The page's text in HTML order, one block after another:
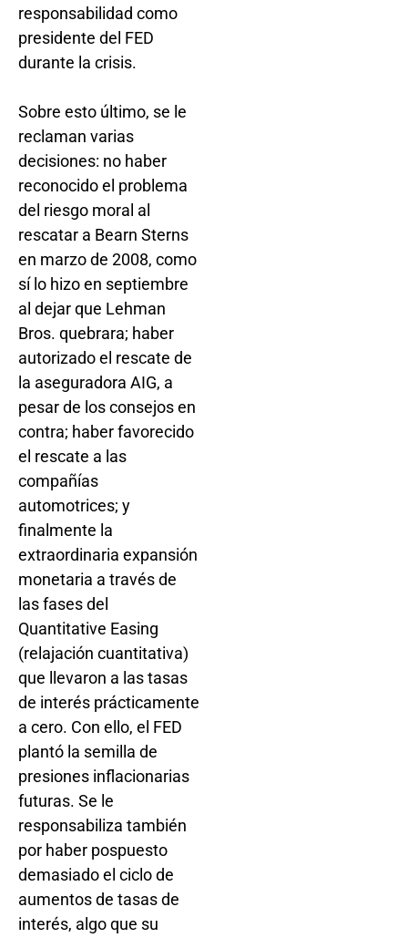
responsabilidad como
presidente del FED
durante la crisis.
Sobre esto último, se le
reclaman varias
decisiones: no haber
reconocido el problema
del riesgo moral al
rescatar a Bearn Sterns
en marzo de 2008, como
sí lo hizo en septiembre
al dejar que Lehman
Bros. quebrara; haber
autorizado el rescate de
la aseguradora AIG, a
pesar de los consejos en
contra; haber favorecido
el rescate a las
compañías
automotrices; y
finalmente la
extraordinaria expansión
monetaria a través de
las fases del
Quantitative Easing
(relajación cuantitativa)
que llevaron a las tasas
de interés prácticamente
a cero. Con ello, el FED
plantó la semilla de
presiones inflacionarias
futuras. Se le
responsabiliza también
por haber pospuesto
demasiado el ciclo de
aumentos de tasas de
interés, algo que su